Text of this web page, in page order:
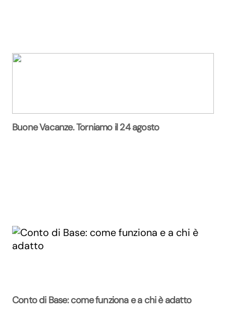
Buone Vacanze. Torniamo il 24 agosto
Conto di Base: come funziona e a chi è adatto